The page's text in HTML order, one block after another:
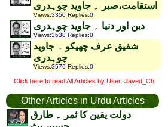
استقامت،صبر ۔ جاوید چوہدری
Views:3350 Replies:0
دین اور دنیا ۔ جاوید چوہدری
Views:3538 Replies:0
شفیق عرف چھیکو ۔ جاوید
چوہدری
Views:3576 Replies:0
Click here to read All Articles by User: Javed_Ch
Other Articles in Urdu Articles
دولت یقین کا ثمر ۔ طارق